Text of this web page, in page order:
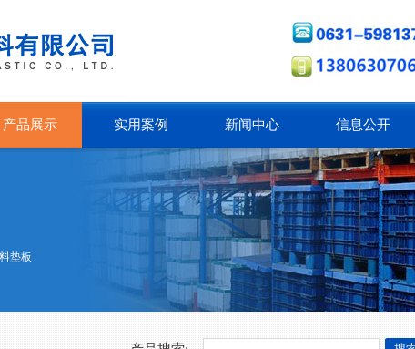
产品展示 实用案例 新闻中心 信息公开
垫板